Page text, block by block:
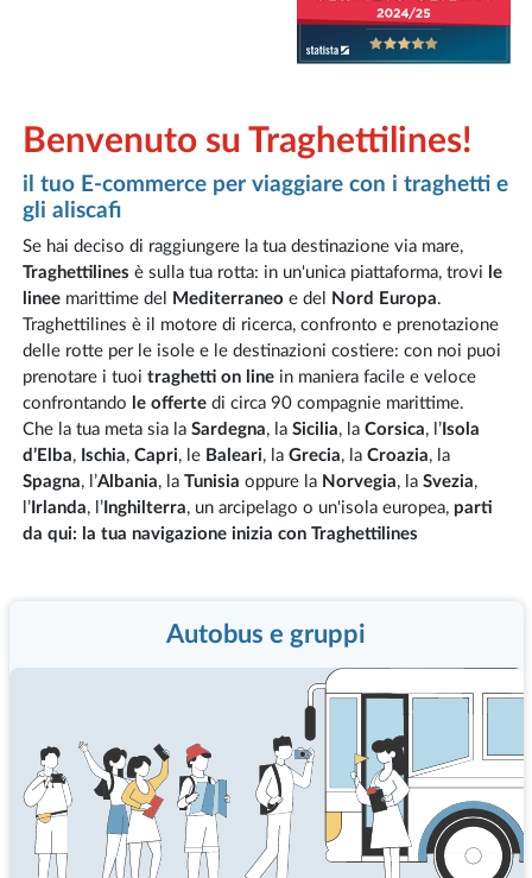
Benvenuto su Traghettilines!
il tuo E-commerce per viaggiare con i traghetti e
gli aliscafi
Se hai deciso di raggiungere la tua destinazione via mare,
Traghettilines è sulla tua rotta: in un'unica piattaforma, trovi le
lineemarittime del Mediterraneo e del Nord Europa.
Traghettilines è il motore di ricerca, confronto e prenotazione
delle rotte per le isole e le destinazioni costiere: con noi puoi
prenotare i tuoi traghetti on linein maniera facile e veloce
confrontando le offertedi circa 90 compagnie marittime.
Che la tua meta sia la Sardegna, la Sicilia, la Corsica, l’Isola
d’Elba, Ischia, Capri, le Baleari, la Grecia, la Croazia, la
Spagna, l’Albania, la Tunisia oppure la Norvegia, la Svezia,
l’Irlanda, l’Inghilterra, un arcipelago o un'isola europea, parti
da qui: la tua navigazione inizia con Traghettilines
Autobus e gruppi